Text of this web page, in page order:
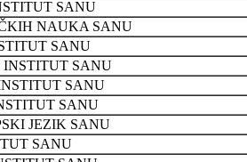
SANU
NAUKA SANU
SANU
SANU
SANU
SANU
JEZIK SANU
SANU